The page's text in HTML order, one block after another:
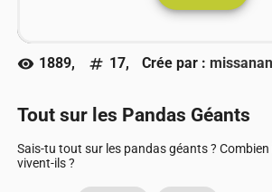
visibility 1889, numbers 17, Crée par :
Tout sur les Pandas Géants
Sais-tu tout sur les pandas géants ? Combien
vivent-ils ?